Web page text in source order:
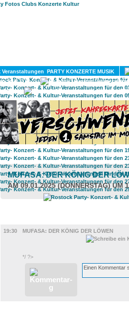
PARTY KONZERTE MUSIK
KULTUR
GAY
MUFASA: DER KÖNIG DER
AM 09.01.2025 (DONNERSTAG) UM
19:30
MUFASA: DER KÖNIG DER LÖWEN
*/ ?>